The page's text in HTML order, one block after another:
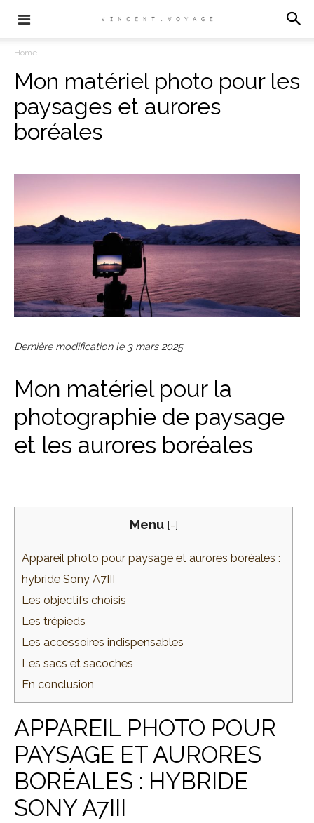
Home
Mon matériel photo pour les
paysages et aurores
boréales
Dernière modification le 3 mars 2025
Mon matériel pour la
photographie de paysage
et les aurores boréales
Menu [-]
Appareil photo pour paysage et aurores boréales :
hybride Sony A7III
Les objectifs choisis
Les trépieds
Les accessoires indispensables
Les sacs et sacoches
En conclusion
APPAREIL PHOTO POUR
PAYSAGE ET AURORES
BORÉALES : HYBRIDE
SONY A7III